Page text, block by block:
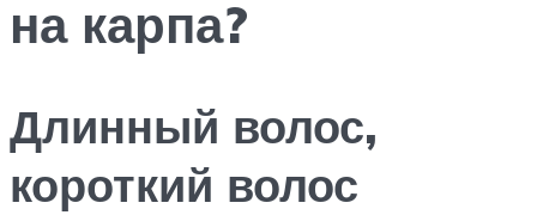
на карпа?
Длинный волос,
короткий волос